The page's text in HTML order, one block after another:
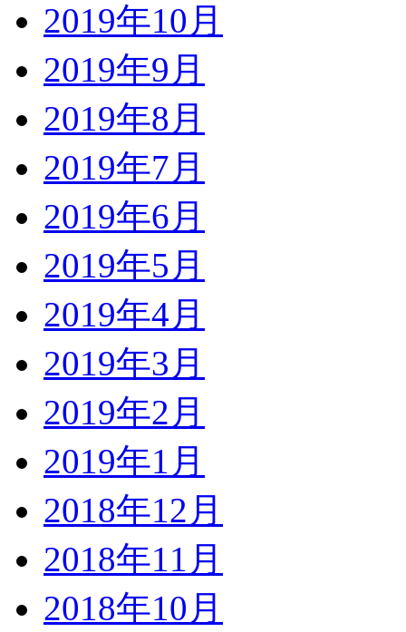
2019年10月
2019年9月
2019年8月
2019年7月
2019年6月
2019年5月
2019年4月
2019年3月
2019年2月
2019年1月
2018年12月
2018年11月
2018年10月